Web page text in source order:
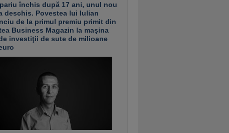
închis după 17 ani, unul nou
deschis. Povestea lui Iulian
de la primul premiu primit din
Business Magazin la maşina
investiţii de sute de milioane